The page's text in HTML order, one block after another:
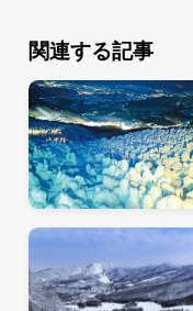
関連する記事